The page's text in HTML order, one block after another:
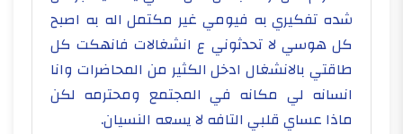
شده تفكيري به فيومي غير مكتمل اله به اصبح
كل هوسي لا تحدثوني ع انشغالات فانهكت كل
طاقتي بالانشغال ادخل الكثير من المحاضرات وانا
انسانه لي مكانه في المجتمع ومحترمه لكن
ماذا عساي قلبي التافه لا يسعه النسيان.